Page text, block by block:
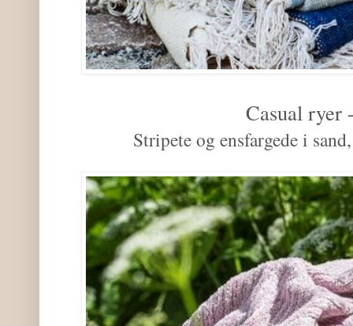
Casual ryer
Stripete og ensfargede i